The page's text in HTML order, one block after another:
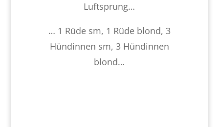
Luftsprung…
… 1 Rüde sm, 1 Rüde blond, 3
Hündinnen sm, 3 Hündinnen
blond…